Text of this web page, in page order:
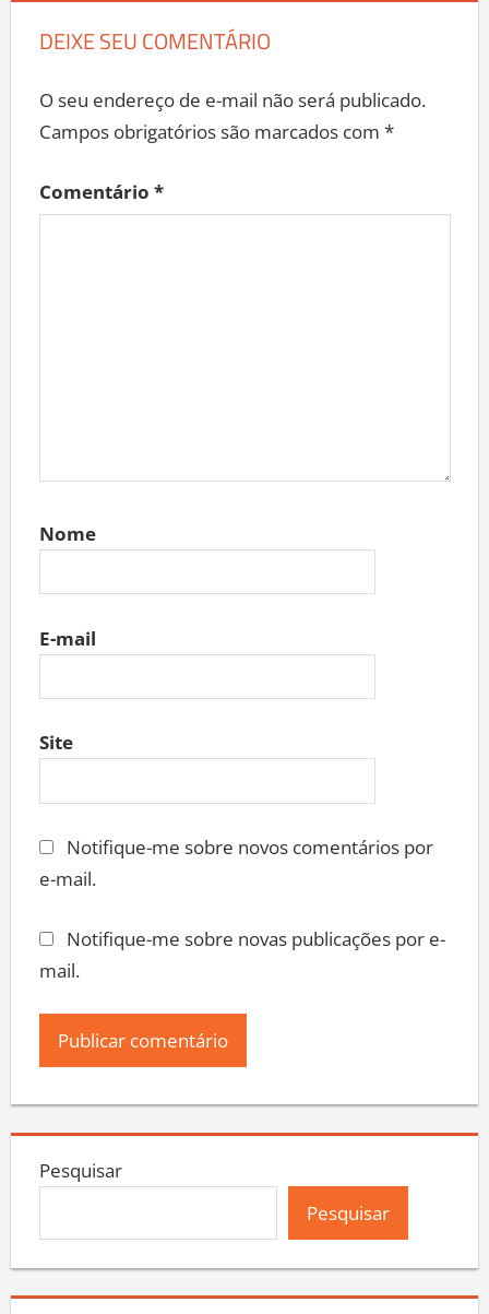
DEIXE SEU COMENTÁRIO
O seu endereço de e-mail não será publicado.
Campos obrigatórios são marcados com *
Comentário *
Nome
E-mail
Site
Notifique-me sobre novos comentários por
e-mail.
Notifique-me sobre novas publicações por e-
mail.
Pesquisar
Pesquisar